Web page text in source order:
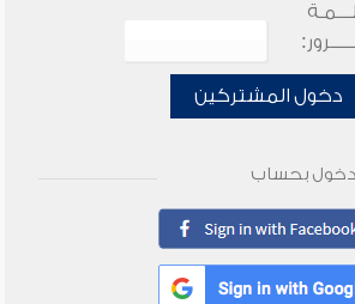
دخول المشتركين
بحساب